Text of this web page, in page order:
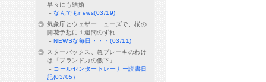
早々にも結婚
└なんでもnews(03/19)
気象庁とウェザーニューズで、桜の
開花予想に１週間のずれ
└NEWSな毎日・・・(03/11)
スターバックス、急ブレーキのわけ
は「ブランド力の低下」
└ コールセンタートレーナー読書日
記(03/05)